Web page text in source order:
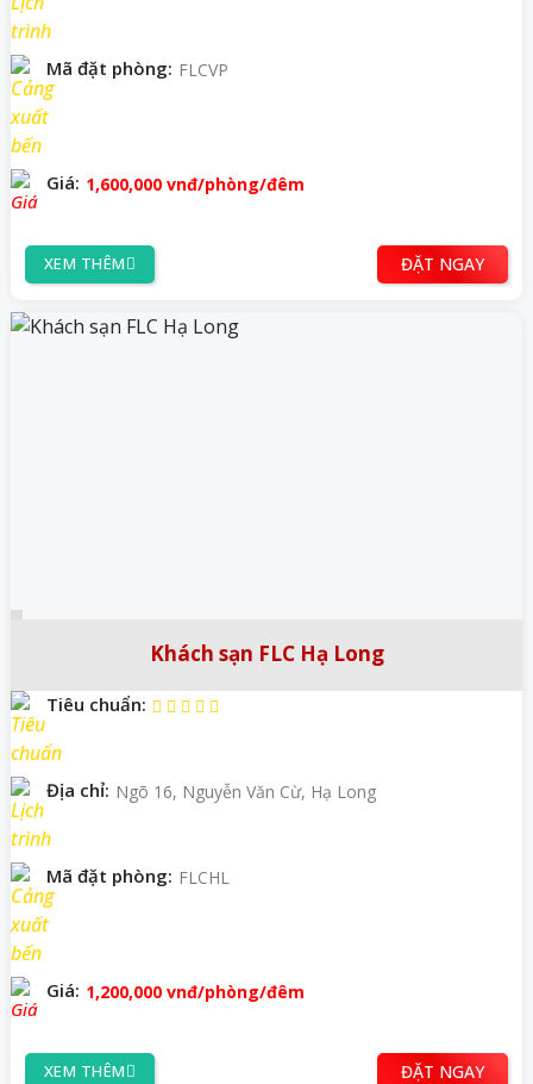
Mã đặt phòng: FLCVP
Giá: 1,600,000 vnđ/phòng/đêm
XEM THÊM ĐẶT NGAY
Khách sạn FLC Hạ Long
Tiêu chuẩn:
Địa chỉ: Ngõ 16, Nguyễn Văn Cừ, Hạ Long
Mã đặt phòng: FLCHL
Giá: 1,200,000 vnđ/phòng/đêm
XEM THÊM ĐẶT NGAY